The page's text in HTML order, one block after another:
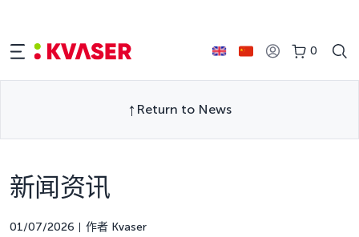
0
Return to News
新闻资讯
01/07/2026 作者 Kvaser